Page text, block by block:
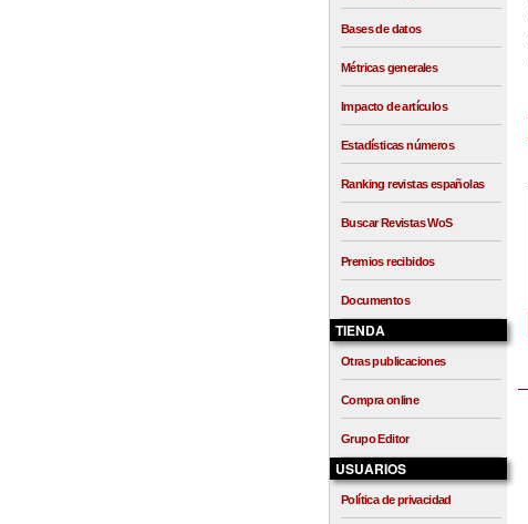
Bases de datos
Métricas generales
Impacto de artículos
Estadísticas números
Ranking revistas españolas
Buscar Revistas WoS
Premios recibidos
Documentos
TIENDA
Otras publicaciones
Compra online
Grupo Editor
USUARIOS
Política de privacidad